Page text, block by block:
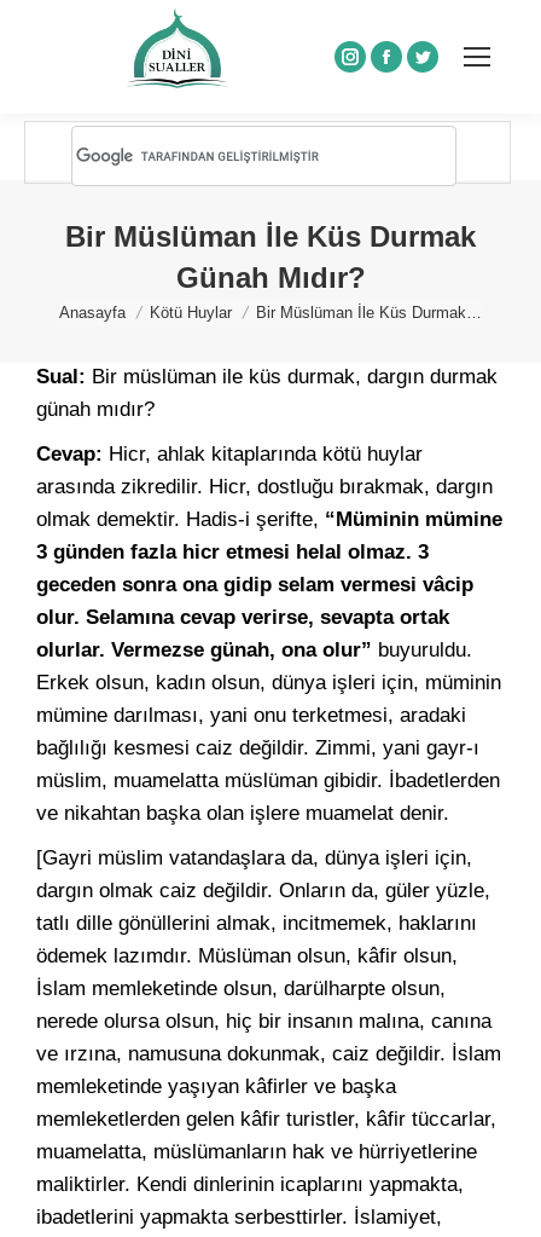
Instagram
Facebook
Twitter
Bir Müslüman İle Küs Durmak
Günah Mıdır?
You are here:
Anasayfa Kötü Huylar Bir Müslüman İle Küs Durmak…
Sual: Bir müslüman ile küs durmak, dargın durmak
günah mıdır?
Cevap: Hicr, ahlak kitaplarında kötü huylar
arasında zikredilir. Hicr, dostluğu bırakmak, dargın
olmak demektir. Hadis-i şerifte, “Müminin mümine
3 günden fazla hicr etmesi helal olmaz. 3
geceden sonra ona gidip selam vermesi vâcip
olur. Selamına cevap verirse, sevapta ortak
olurlar. Vermezse günah, ona olur” buyuruldu.
Erkek olsun, kadın olsun, dünya işleri için, müminin
mümine darılması, yani onu terketmesi, aradaki
bağlılığı kesmesi caiz değildir. Zimmi, yani gayr-ı
müslim, muamelatta müslüman gibidir. İbadetlerden
ve nikahtan başka olan işlere muamelat denir.
[Gayri müslim vatandaşlara da, dünya işleri için,
dargın olmak caiz değildir. Onların da, güler yüzle,
tatlı dille gönüllerini almak, incitmemek, haklarını
ödemek lazımdır. Müslüman olsun, kâfir olsun,
İslam memleketinde olsun, darülharpte olsun,
nerede olursa olsun, hiç bir insanın malına, canına
ve ırzına, namusuna dokunmak, caiz değildir. İslam
memleketinde yaşıyan kâfirler ve başka
memleketlerden gelen kâfir turistler, kâfir tüccarlar,
muamelatta, müslümanların hak ve hürriyetlerine
maliktirler. Kendi dinlerinin icaplarını yapmakta,
ibadetlerini yapmakta serbesttirler. İslamiyet,